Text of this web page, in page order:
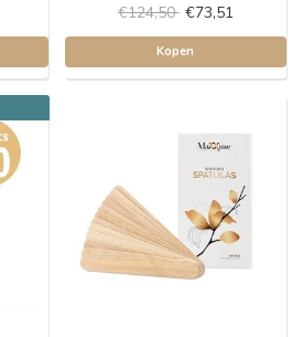
€124,50 €73,51
Kopen